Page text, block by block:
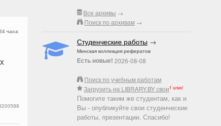
Все архивы →
Поиск по архивам →
Студенческие работы →
Минская коллекция рефератов
Есть новые! 2026-08-08
Поиск по учебным работам
Загрузить на LIBRARY.BY свои1 клик!
Помогите таким же студентам, как и
Вы - опубликуйте свои студенческие
работы, презентации. Спасибо!
часа